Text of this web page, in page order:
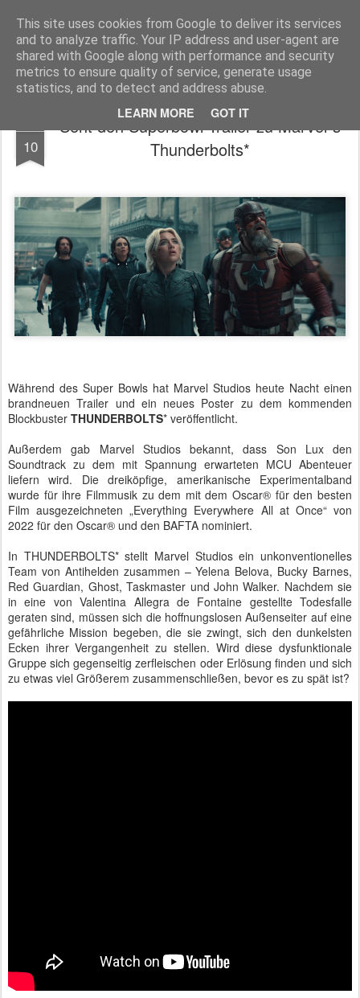
This site uses cookies from Google to deliver its services
and to analyze traffic. Your IP address and user-agent are
shared with Google along with performance and security
metrics to ensure quality of service, generate usage
statistics, and to detect and address abuse.
LEARN MORE GOT IT
MyKinoTrailer
Pages
10
Seht den Superbowl Trailer zu Marvel´s
Thunderbolts*
Während des Super Bowls hat Marvel Studios heute Nacht einen
brandneuen Trailer und ein neues Poster zu dem kommenden
Blockbuster THUNDERBOLTS* veröffentlicht.
Außerdem gab Marvel Studios bekannt, dass Son Lux den
Soundtrack zu dem mit Spannung erwarteten MCU Abenteuer
liefern wird. Die dreiköpfige, amerikanische Experimentalband
wurde für ihre Filmmusik zu dem mit dem Oscar® für den besten
Film ausgezeichneten „Everything Everywhere All at Once“ von
2022 für den Oscar® und den BAFTA nominiert.
In THUNDERBOLTS* stellt Marvel Studios ein unkonventionelles
Team von Antihelden zusammen – Yelena Belova, Bucky Barnes,
Red Guardian, Ghost, Taskmaster und John Walker. Nachdem sie
in eine von Valentina Allegra de Fontaine gestellte Todesfalle
geraten sind, müssen sich die hoffnungslosen Außenseiter auf eine
gefährliche Mission begeben, die sie zwingt, sich den dunkelsten
Ecken ihrer Vergangenheit zu stellen. Wird diese dysfunktionale
Gruppe sich gegenseitig zerfleischen oder Erlösung finden und sich
zu etwas viel Größerem zusammenschließen, bevor es zu spät ist?